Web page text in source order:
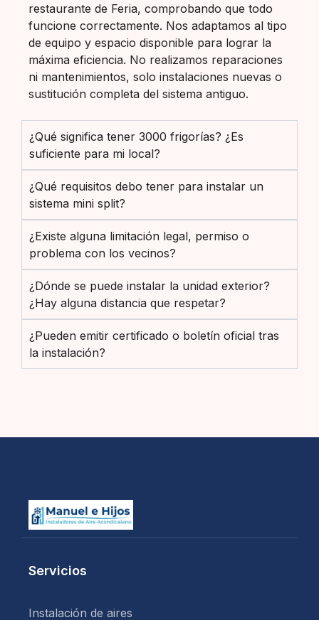
restaurante de Feria, comprobando que todo
funcione correctamente. Nos adaptamos al tipo
de equipo y espacio disponible para lograr la
máxima eficiencia. No realizamos reparaciones
ni mantenimientos, solo instalaciones nuevas o
sustitución completa del sistema antiguo.
¿Qué significa tener 3000 frigorías? ¿Es
suficiente para mi local?
¿Qué requisitos debo tener para instalar un
sistema mini split?
¿Existe alguna limitación legal, permiso o
problema con los vecinos?
¿Dónde se puede instalar la unidad exterior?
¿Hay alguna distancia que respetar?
¿Pueden emitir certificado o boletín oficial tras
la instalación?
Servicios
Instalación de aires